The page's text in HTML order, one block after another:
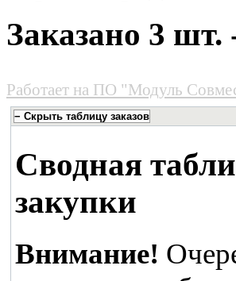
Заказано 3
Работает на ПО "Модуль
Сводная
закупки
Внимание!